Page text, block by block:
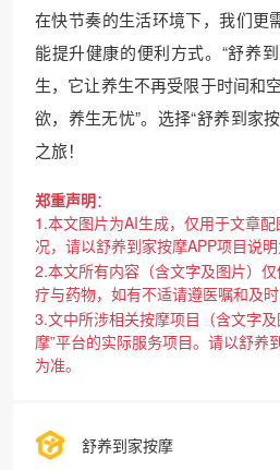
在快节奏的生活环境下，我们更
能提升健康的便利方式。“舒养
生，它让养生不再受限于时间和
欲，养生无忧”。选择“舒养到家
之旅！
郑重声明：
1.本文图片为AI生成，仅用于文章
况，请以舒养到家按摩APP项目说明
2.本文所有内容（含文字及图片）
疗与药物，如有不适请遵医嘱和及时
3.文中所涉相关按摩项目（含文字
摩”平台的实际服务项目。请以舒养
为准。
舒养到家按摩